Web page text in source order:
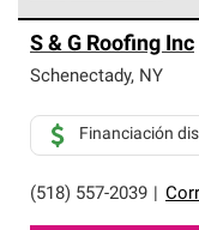
Corning
exclusiva y
Solo ellos pueden
sistemas de techos.
S & G Roofing Inc
Schenectady, NY
(518) 557-2039
Financiación